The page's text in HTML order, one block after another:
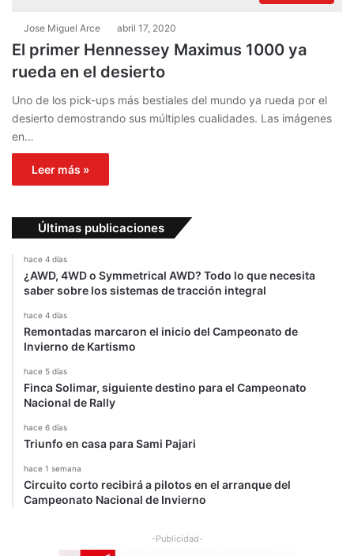
Jose Miguel Arce abril 17, 2020
El primer Hennessey Maximus 1000 ya
rueda en el desierto
Uno de los pick-ups más bestiales del mundo ya rueda por el
desierto demostrando sus múltiples cualidades. Las imágenes
en…
Leer más »
Últimas publicaciones
hace 4 días
¿AWD, 4WD o Symmetrical AWD? Todo lo que necesita
saber sobre los sistemas de tracción integral
hace 4 días
Remontadas marcaron el inicio del Campeonato de
Invierno de Kartismo
hace 5 días
Finca Solimar, siguiente destino para el Campeonato
Nacional de Rally
hace 6 días
Triunfo en casa para Sami Pajari
hace 1 semana
Circuito corto recibirá a pilotos en el arranque del
Campeonato Nacional de Invierno
-Publicidad-